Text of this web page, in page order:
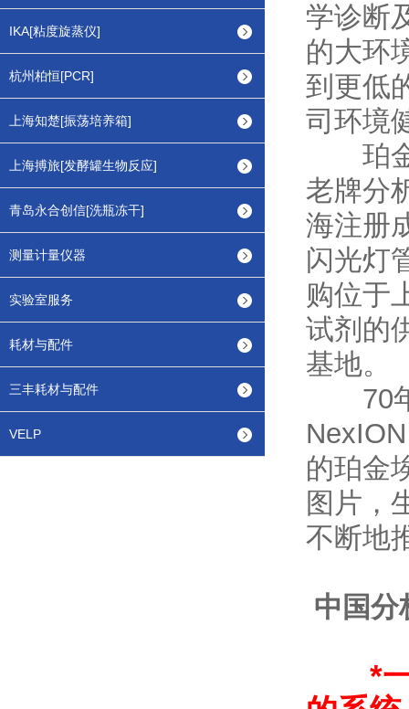
IKA[粘度旋蒸仪]
杭州柏恒[PCR]
上海知楚[振荡培养箱]
上海搏旅[发酵罐生物反应]
青岛永合创信[洗瓶冻干]
测量计量仪器
实验室服务
耗材与配件
三丰耗材与配件
VELP
学诊断
的大环
到更低
司环境
珀金
老牌分
海注册
闪光灯
购位于
试剂的
基地。
70年
的珀金
图片，
不断地
中国分
*